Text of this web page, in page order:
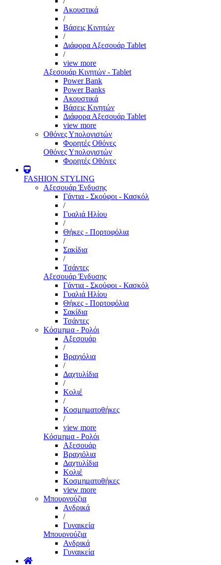
Ακουστικά
/
Βάσεις Κινητών
/
Διάφορα Αξεσουάρ Tablet
/
view more
Αξεσουάρ Κινητών - Tablet
Power Bank
Power Banks
Ακουστικά
Βάσεις Κινητών
Διάφορα Αξεσουάρ Tablet
view more
Οθόνες Υπολογιστών
Φορητές Οθόνες
Οθόνες Υπολογιστών
Φορητές Οθόνες
FASHION STYLING
Αξεσουάρ Ένδυσης
Γάντια - Σκούφοι - Κασκόλ
/
Γυαλιά Ηλίου
/
Θήκες - Πορτοφόλια
/
Σακίδια
/
Τσάντες
Αξεσουάρ Ένδυσης
Γάντια - Σκούφοι - Κασκόλ
Γυαλιά Ηλίου
Θήκες - Πορτοφόλια
Σακίδια
Τσάντες
Κόσμημα - Ρολόι
Αξεσουάρ
/
Βραχιόλια
/
Δαχτυλίδια
/
Κολιέ
/
Κοσμηματοθήκες
/
view more
Κόσμημα - Ρολόι
Αξεσουάρ
Βραχιόλια
Δαχτυλίδια
Κολιέ
Κοσμηματοθήκες
view more
Μπουρνούζια
Ανδρικά
/
Γυναικεία
Μπουρνούζια
Ανδρικά
Γυναικεία